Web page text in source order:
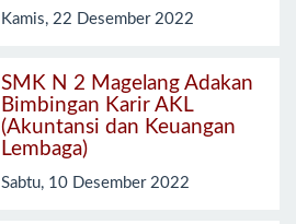
Kamis, 22 Desember 2022
SMK N 2 Magelang Adakan
Bimbingan Karir AKL
(Akuntansi dan Keuangan
Lembaga)
Sabtu, 10 Desember 2022